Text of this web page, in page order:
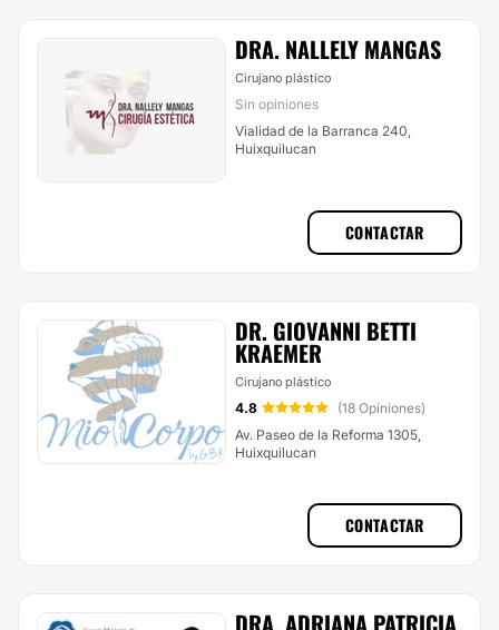
DRA. NALLELY MANGAS
Cirujano plástico
Sin opiniones
Vialidad de la Barranca 240,
Huixquilucan
CONTACTAR
DR. GIOVANNI BETTI
KRAEMER
Cirujano plástico
4.8
(18 Opiniones)
Av. Paseo de la Reforma 1305,
Huixquilucan
CONTACTAR
DRA. ADRIANA PATRICIA